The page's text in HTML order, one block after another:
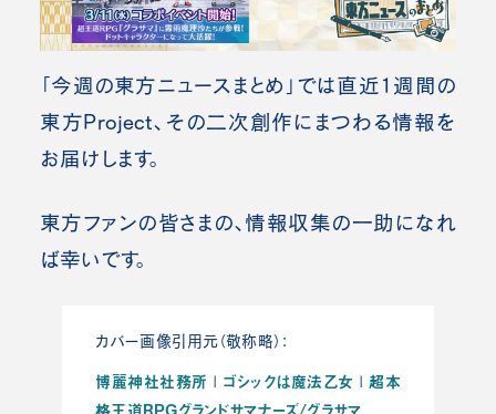
「今週の東方ニュースまとめ」では直近1週間の
東方Project、その二次創作にまつわる情報を
お届けします。
東方ファンの皆さまの、情報収集の一助になれ
ば幸いです。
カバー画像引用元（敬称略）：
博麗神社社務所 | ゴシックは魔法乙女 | 超本